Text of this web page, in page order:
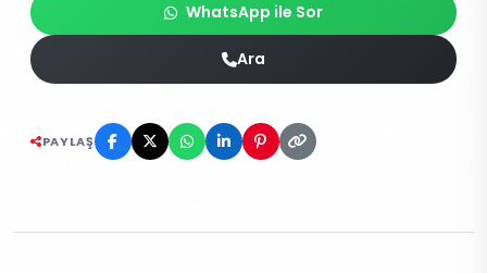
WhatsApp ile Sor
Ara
PAYLAŞ